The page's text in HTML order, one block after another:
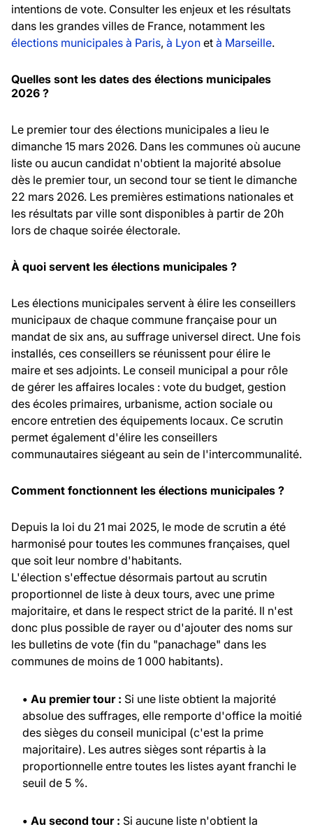
intentions de vote. Consulter les enjeux et les résultats
dans les grandes villes de France, notamment les
élections municipales à Paris, à Lyon et à Marseille.
Quelles sont les dates des élections municipales
2026 ?
Le premier tour des élections municipales a lieu le
dimanche 15 mars 2026. Dans les communes où aucune
liste ou aucun candidat n'obtient la majorité absolue
dès le premier tour, un second tour se tient le dimanche
22 mars 2026. Les premières estimations nationales et
les résultats par ville sont disponibles à partir de 20h
lors de chaque soirée électorale.
À quoi servent les élections municipales ?
Les élections municipales servent à élire les conseillers
municipaux de chaque commune française pour un
mandat de six ans, au suffrage universel direct. Une fois
installés, ces conseillers se réunissent pour élire le
maire et ses adjoints. Le conseil municipal a pour rôle
de gérer les affaires locales : vote du budget, gestion
des écoles primaires, urbanisme, action sociale ou
encore entretien des équipements locaux. Ce scrutin
permet également d'élire les conseillers
communautaires siégeant au sein de l'intercommunalité.
Comment fonctionnent les élections municipales ?
Depuis la loi du 21 mai 2025, le mode de scrutin a été
harmonisé pour toutes les communes françaises, quel
que soit leur nombre d'habitants.
L'élection s'effectue désormais partout au scrutin
proportionnel de liste à deux tours, avec une prime
majoritaire, et dans le respect strict de la parité. Il n'est
donc plus possible de rayer ou d'ajouter des noms sur
les bulletins de vote (fin du "panachage" dans les
communes de moins de 1 000 habitants).
• Au premier tour : Si une liste obtient la majorité
absolue des suffrages, elle remporte d'office la moitié
des sièges du conseil municipal (c'est la prime
majoritaire). Les autres sièges sont répartis à la
proportionnelle entre toutes les listes ayant franchi le
seuil de 5 %.
• Au second tour : Si aucune liste n'obtient la